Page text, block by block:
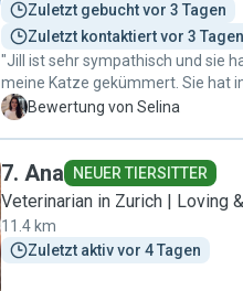
Zuletzt gebucht vor 3 Tagen
Zuletzt kontaktiert vor 3 Tagen
"Jill ist sehr sympathisch und sie
meine Katze gekümmert. Sie hat
und jeden Tag ein Update
S Bewertung von Selina
7. Ana NEUER TIERSITTER
Veterinarian in Zurich | Loving
11.4 km
Zuletzt aktiv vor 4 Tagen